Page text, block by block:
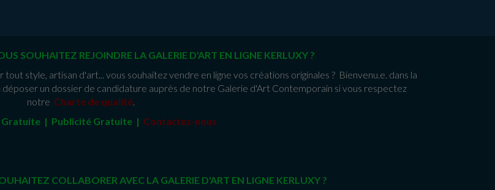
SOUHAITEZ REJOINDRE LA GALERIE D'ART EN LIGNE KERLUXY ?
style, artisan d'art... vous souhaitez vendre en ligne vos créations originales ? Bienvenu.e. dans la
un dossier de candidature auprès de notre Galerie d'Art Contemporain si vous respectez
notre Charte de qualité.
Gratuite | Publicité Gratuite| Contactez-nous
COLLABORER AVEC LA GALERIE D'ART EN LIGNE KERLUXY ?